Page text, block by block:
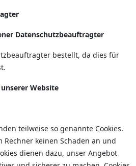
Datenschutzbeauftragter
bestellt, da dies für
Website
teilweise so genannte Cookies.
Rechner keinen Schaden an und
dienen dazu, unser Angebot